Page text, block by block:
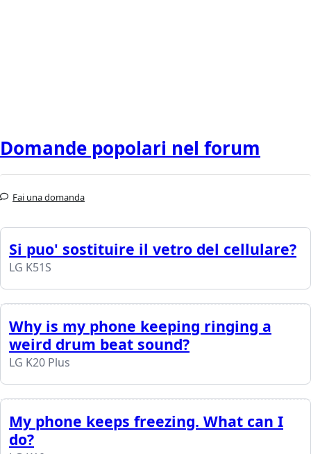
Domande popolari nel forum
Fai una domanda
Si puo' sostituire il vetro del cellulare?
LG K51S
Why is my phone keeping ringing a
weird drum beat sound?
LG K20 Plus
My phone keeps freezing. What can I
do?